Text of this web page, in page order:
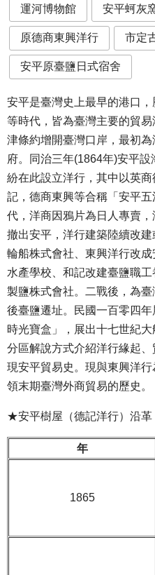
運河博物館 安平蚵灰
原德商東興洋行 市定
安平原臺鹽日式宿舍
安平是臺灣史上最早的港口
等時代，皆為臺灣主要的貿
津條約增開臺灣口岸，最初
府。同治三年(1864年)安平
紛在此設立洋行，其中以英
記，德商東興等合稱「安平
代，洋商因鴉片為日人專賣
撤出安平，洋行建築陸續改
輪船株式會社、東興洋行改
水產學校、和記改建臺鹽職
製鹽株式會社。二戰後，為
後臺鹽遷址。民國一百零四
時光寶盒」，展出十七世紀
分區解說方式介紹洋行緣起
現安平貿易史。現與東興洋
領末期臺灣外商貿易的歷史。
★安平樹屋（德記洋行）沿革
年
1865